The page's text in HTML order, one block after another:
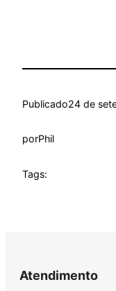
Publicado24 de
porPhil
Tags:
Atendimento